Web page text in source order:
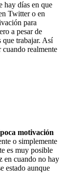
hay días en que
Twitter o en
para
a pesar de
que trabajar. Así
cuando realmente
motivación
o simplemente
es muy posible
en cuando no hay
estado aunque